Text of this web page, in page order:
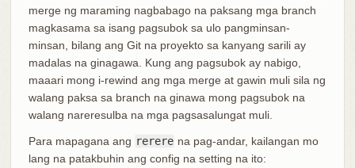
merge ng maraming nagbabago na paksang mga branch
magkasama sa isang pagsubok sa ulo pangminsan-
minsan, bilang ang Git na proyekto sa kanyang sarili ay
madalas na ginagawa. Kung ang pagsubok ay nabigo,
maaari mong i-rewind ang mga merge at gawin muli sila ng
walang paksa sa branch na ginawa mong pagsubok na
walang nareresulba na mga pagsasalungat muli.
Para mapagana ang rerere na pag-andar, kailangan mo
lang na patakbuhin ang config na setting na ito: